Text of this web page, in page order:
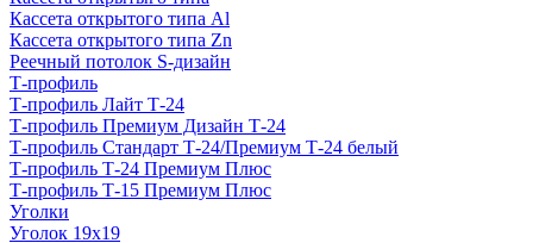
Кассета открытого типа Al
Кассета открытого типа Zn
Реечный потолок S-дизайн
Т-профиль
Т-профиль Лайт Т-24
Т-профиль Премиум Дизайн Т-24
Т-профиль Стандарт Т-24/Премиум Т-24 белый
Т-профиль Т-24 Премиум Плюс
Т-профиль Т-15 Премиум Плюс
Уголки
Уголок 19х19